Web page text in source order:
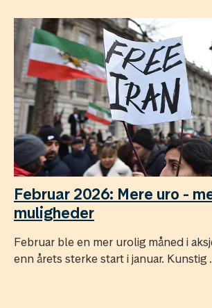
Februar 2026: Mere uro -
muligheder
Februar ble en mer urolig måned i
enn årets sterke start i januar. Kunstig